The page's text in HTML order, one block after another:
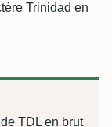
Trinidad en
TDL en brut